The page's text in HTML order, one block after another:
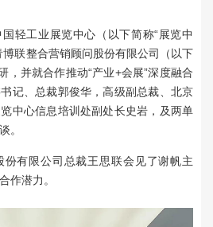
轻工业展览中心（以下简称“展览中
联整合营销顾问股份有限公司（以下
，并就合作推动“产业+会展”深度融合
记、总裁郭俊华，高级副总裁、北京
中心信息培训处副处长史岩，及两单
。
份有限公司总裁王思联会见了谢帆主
作潜力。